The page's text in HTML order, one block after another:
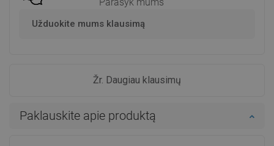
Parašyk mums
Užduokite mums klausimą
Žr. Daugiau klausimų
Paklauskite apie produktą